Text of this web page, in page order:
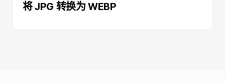
将 JPG 转换为 WEBP